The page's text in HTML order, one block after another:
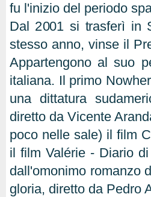
fu l'inizio del periodo
Dal 2001 si trasferì in
stesso anno, vinse il
Appartengono al suo
italiana. Il primo
una dittatura
diretto da Vicente
poco nelle sale) il film
il film Valérie - Diario
dall'omonimo romanzo
gloria, diretto da Pedro